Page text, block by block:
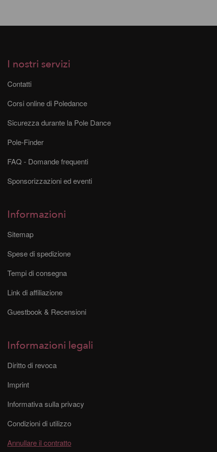
I nostri servizi
Contatti
Corsi online di Poledance
Sicurezza durante la Pole Dance
Pole-Finder
FAQ - Domande frequenti
Sponsorizzazioni ed eventi
Informazioni
Sitemap
Spese di spedizione
Tempi di consegna
Link di affiliazione
Guestbook & Recensioni
Informazioni legali
Diritto di revoca
Imprint
Informativa sulla privacy
Condizioni di utilizzo
Annullare il contratto